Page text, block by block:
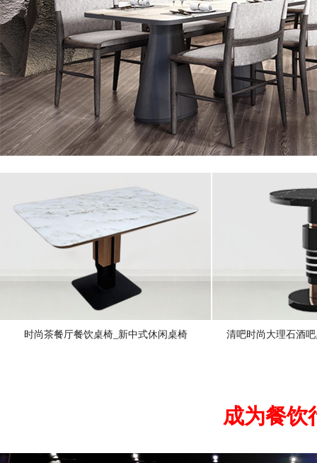
时尚茶餐厅餐饮桌椅_新中式休闲桌椅 清吧时尚大理石酒
成为餐饮